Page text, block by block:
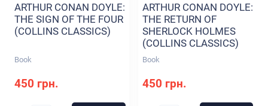
ARTHUR CONAN DOYLE:
THE SIGN OF THE FOUR
(COLLINS CLASSICS)
Book
450 грн.
ARTHUR CONAN DOYLE:
THE RETURN OF
SHERLOCK HOLMES
(COLLINS CLASSICS)
Book
450 грн.